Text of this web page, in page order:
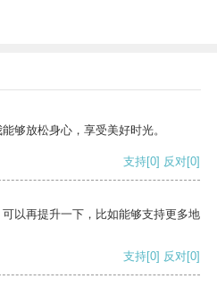
够放松身心，享受美好时光。
支持[0] 反对[0]
以再提升一下，比如能够支持更多地
支持[0] 反对[0]